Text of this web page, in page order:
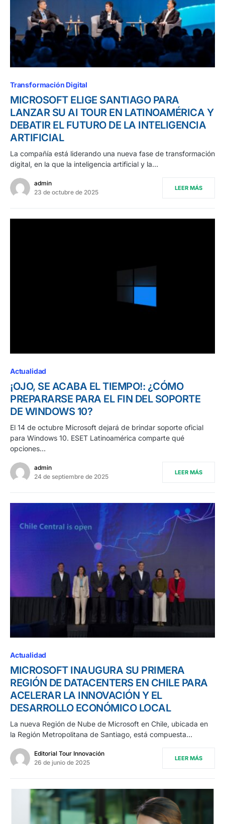
Transformación Digital
MICROSOFT ELIGE SANTIAGO PARA
LANZAR SU AI TOUR EN LATINOAMÉRICA Y
DEBATIR EL FUTURO DE LA INTELIGENCIA
ARTIFICIAL
La compañía está liderando una nueva fase de transformación
digital, en la que la inteligencia artificial y la…
admin
23 de octubre de 2025
LEER MÁS
Actualidad
¡OJO, SE ACABA EL TIEMPO!: ¿CÓMO
PREPARARSE PARA EL FIN DEL SOPORTE
DE WINDOWS 10?
El 14 de octubre Microsoft dejará de brindar soporte oficial
para Windows 10. ESET Latinoamérica comparte qué
opciones…
admin
24 de septiembre de 2025
LEER MÁS
Actualidad
MICROSOFT INAUGURA SU PRIMERA
REGIÓN DE DATACENTERS EN CHILE PARA
ACELERAR LA INNOVACIÓN Y EL
DESARROLLO ECONÓMICO LOCAL
La nueva Región de Nube de Microsoft en Chile, ubicada en
la Región Metropolitana de Santiago, está compuesta…
Editorial Tour Innovación
26 de junio de 2025
LEER MÁS